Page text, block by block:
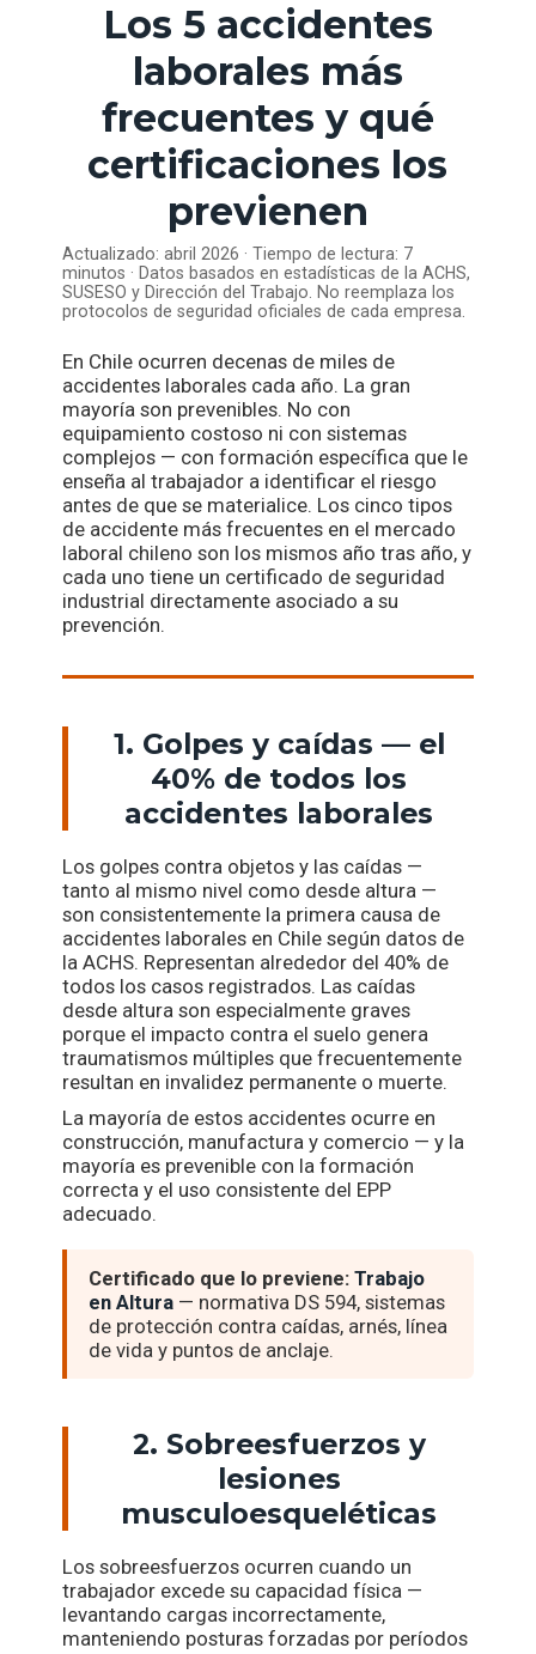
Los 5 accidentes
laborales más
frecuentes y qué
certificaciones los
previenen
Actualizado: abril 2026 · Tiempo de lectura: 7
minutos · Datos basados en estadísticas de la ACHS,
SUSESO y Dirección del Trabajo. No reemplaza los
protocolos de seguridad oficiales de cada empresa.
En Chile ocurren decenas de miles de
accidentes laborales cada año. La gran
mayoría son prevenibles. No con
equipamiento costoso ni con sistemas
complejos — con formación específica que le
enseña al trabajador a identificar el riesgo
antes de que se materialice. Los cinco tipos
de accidente más frecuentes en el mercado
laboral chileno son los mismos año tras año, y
cada uno tiene un certificado de seguridad
industrial directamente asociado a su
prevención.
1. Golpes y caídas — el
40% de todos los
accidentes laborales
Los golpes contra objetos y las caídas —
tanto al mismo nivel como desde altura —
son consistentemente la primera causa de
accidentes laborales en Chile según datos de
la ACHS. Representan alrededor del 40% de
todos los casos registrados. Las caídas
desde altura son especialmente graves
porque el impacto contra el suelo genera
traumatismos múltiples que frecuentemente
resultan en invalidez permanente o muerte.
La mayoría de estos accidentes ocurre en
construcción, manufactura y comercio — y la
mayoría es prevenible con la formación
correcta y el uso consistente del EPP
adecuado.
Certificado que lo previene: Trabajo
en Altura — normativa DS 594, sistemas
de protección contra caídas, arnés, línea
de vida y puntos de anclaje.
2. Sobreesfuerzos y
lesiones
musculoesqueléticas
Los sobreesfuerzos ocurren cuando un
trabajador excede su capacidad física —
levantando cargas incorrectamente,
manteniendo posturas forzadas por períodos